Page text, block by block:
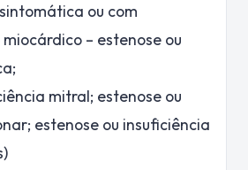
ou com
– estenose ou
mitral; estenose ou
estenose ou insuficiência